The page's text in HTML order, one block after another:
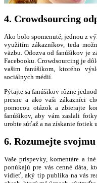
4. Crowdsourcing
Ako bolo spomenuté, jednou z
využitím zákazníkov, teda
väzbu. Odozva od fanúšikov je
Facebooku. Crowdsourcing je
vašim fanúšikom, ktorého
sociálnych médií.
Pýtajte sa fanúšikov rôzne
presne a ako vaši zákazníci
pomocou otázok a zbierajte
fanúšikov, aby vám zaslali
urobte súťaž a na získanie fotiek
6. Rozumejte
Vaše príspevky, komentáre a
ponúkajú pre vás cenné dáta,
vidieť, aký tip publika na vás